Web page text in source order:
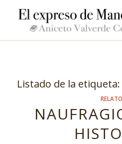
Listado de la etiqueta:
RELATO